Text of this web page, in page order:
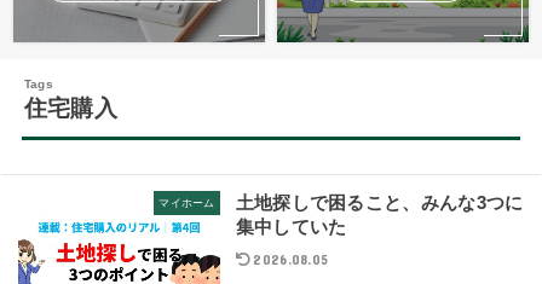
住宅購入
マイホーム
土地探しで困ること、みんな3つに
集中していた
2026.08.05